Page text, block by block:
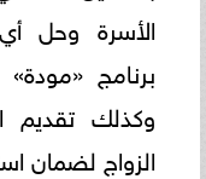
الأسرة وحل
برنامج «مودة»
وكذلك تقديم
الزواج لضمان